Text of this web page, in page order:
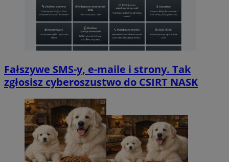
Fałszywe SMS-y, e-maile i strony. Tak
zgłosisz cyberoszustwo do CSIRT NASK